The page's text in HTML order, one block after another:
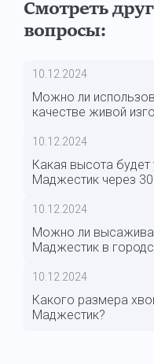
Смотреть
вопросы:
10.12.2024
Можно ли
качестве живой
10.12.2024
Какая высота
Маджестик через 30
10.12.2024
Можно ли
Маджестик в
10.12.2024
Какого размера
Маджестик?